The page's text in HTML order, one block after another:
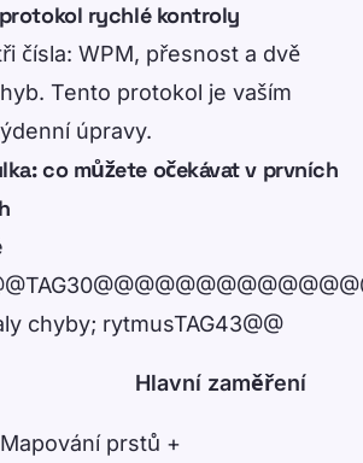
rychlé kontroly
čísla: WPM, přesnost a dvě
Tento protokol je vaším
úpravy.
co můžete očekávat v prvních
chyby; rytmusTAG43@@
Hlavní zaměření
Mapování prstů +